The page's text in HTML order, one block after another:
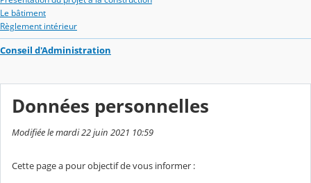
Le bâtiment
Règlement intérieur
Conseil d'Administration
Données personnelles
Modifiée le mardi 22 juin 2021 10:59
Cette page a pour objectif de vous informer :